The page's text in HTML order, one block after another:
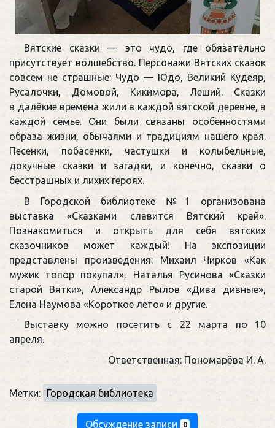
Вятские сказки — это чудо, где обязательно
присутствует волшебство. Персонажи Вятских сказок
совсем не страшные: Чудо — Юдо, Великий Кудеяр,
Русалочки, Домовой, Кикимора, Леший. Сказки
в далёкие времена жили в каждой вятской деревне, в
каждой семье. Они были связаны особенностями
образа жизни, обычаями и традициям нашего края.
Песенки, побасенки, частушки и колыбельные,
докучные сказки и загадки, и конечно, сказки о
бесстрашных и лихих героях.
В Городской библиотеке №1 организована
выставка «Сказками славится Вятский край».
Познакомиться и открыть для себя вятских
сказочников может каждый! На экспозиции
представлены произведения: Михаил Чирков «Как
мужик топор покупал», Наталья Русинова «Сказки
старой Вятки», Александр Рылов «Дива дивные»,
Елена Наумова «Короткое лето» и другие.
Выставку можно посетить с 22 марта по 10
апреля.
Ответственная: Пономарёва И. А.
Метки: Городская библиотека
Обсуждение записи 0